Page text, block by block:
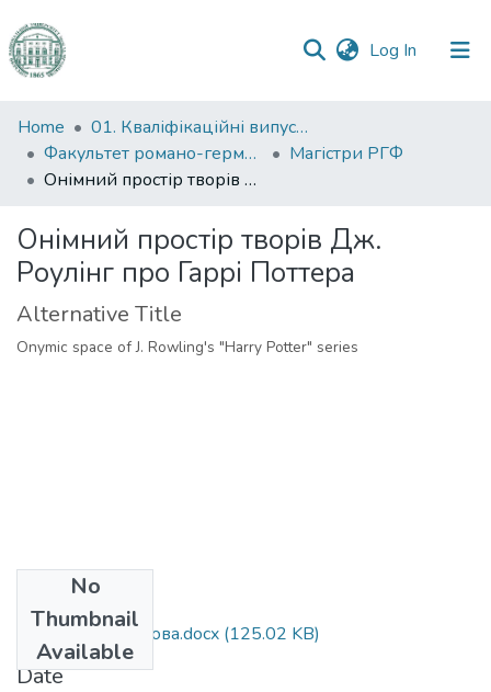
Log In (current)
Communities
&
Collections
Statistics
Home
01. Кваліфікаційні випускні роботи здобувачів вищої освіти
Факультет романо-германської філології
Магістри РГФ
Онімний простір творів Дж. Роулінг про Гаррі Поттера
Онімний простір творів Дж.
Роулінг про Гаррі Поттера
Alternative Title
Onymic space of J. Rowling's "Harry Potter" series
No
Thumbnail
Available
035.041_Столянова.docx (125.02 KB)
Date